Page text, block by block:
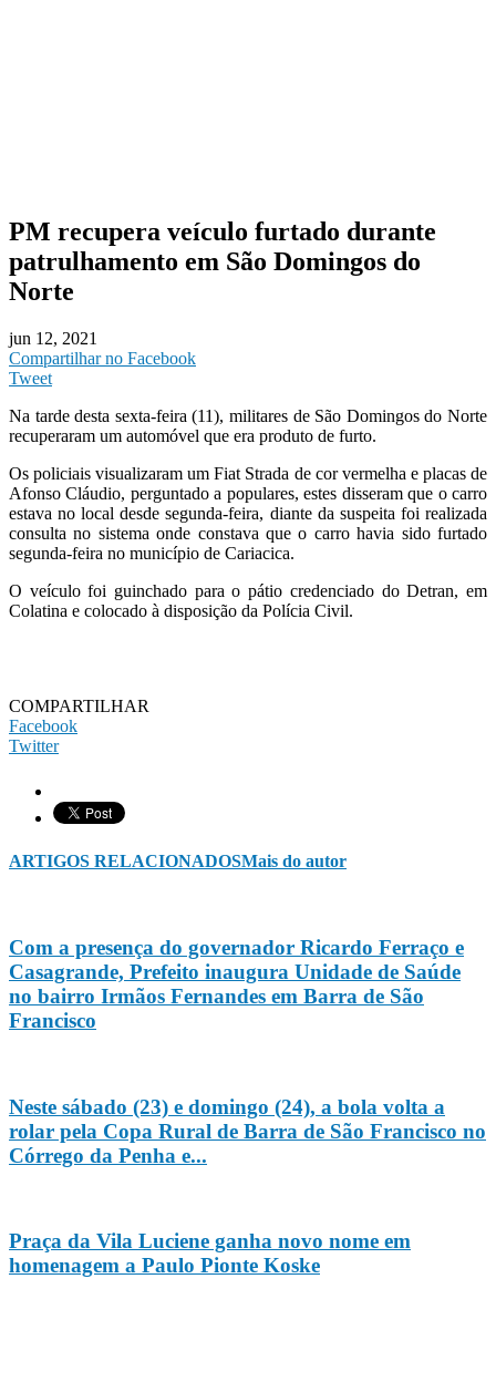
PM recupera veículo furtado durante
patrulhamento em São Domingos do
Norte
jun 12, 2021
Compartilhar no Facebook
Tweet
Na tarde desta sexta-feira (11), militares de São Domingos do Norte
recuperaram um automóvel que era produto de furto.
Os policiais visualizaram um Fiat Strada de cor vermelha e placas de
Afonso Cláudio, perguntado a populares, estes disseram que o carro
estava no local desde segunda-feira, diante da suspeita foi realizada
consulta no sistema onde constava que o carro havia sido furtado
segunda-feira no município de Cariacica.
O veículo foi guinchado para o pátio credenciado do Detran, em
Colatina e colocado à disposição da Polícia Civil.
COMPARTILHAR
Facebook
Twitter
ARTIGOS RELACIONADOSMais do autor
Com a presença do governador Ricardo Ferraço e
Casagrande, Prefeito inaugura Unidade de Saúde
no bairro Irmãos Fernandes em Barra de São
Francisco
Neste sábado (23) e domingo (24), a bola volta a
rolar pela Copa Rural de Barra de São Francisco no
Córrego da Penha e...
Praça da Vila Luciene ganha novo nome em
homenagem a Paulo Pionte Koske